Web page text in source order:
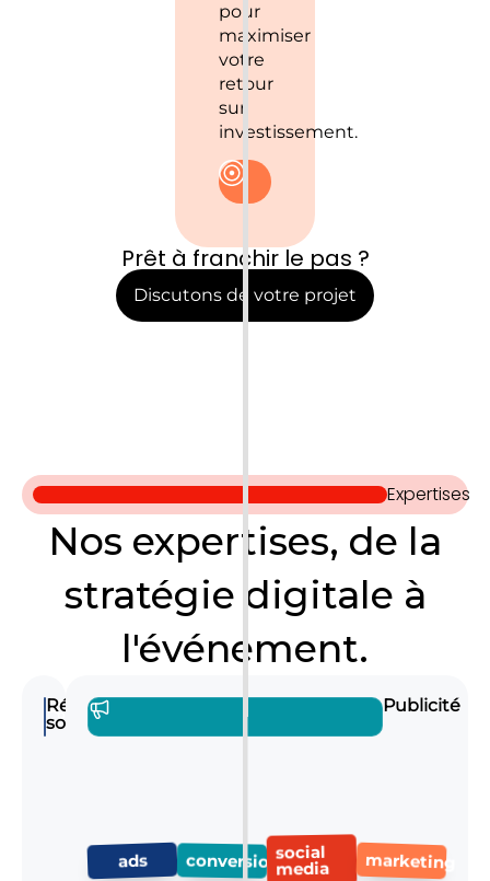
pour
maximiser
votre
retour
sur
investissement.
Prêt à franchir le pas ?
Discutons de votre projet
Expertises
Nos expertises, de la
stratégie digitale à
l'événement.
Réseaux
sociaux
Publicité
ads conversionsocial
media marketing